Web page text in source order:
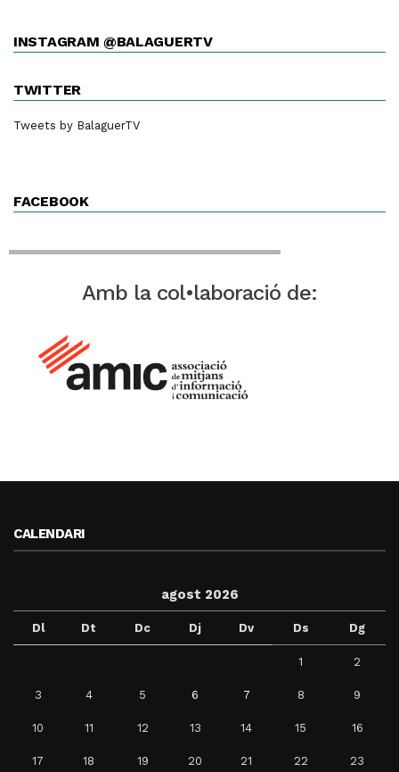
INSTAGRAM @BALAGUERTV
TWITTER
Tweets by BalaguerTV
FACEBOOK
Amb la col•laboració de:
CALENDARI
agost 2026
Dl Dt Dc Dj Dv Ds Dg
1 2
3 4 5 6 7 8 9
10 11 12 13 14 15 16
17 18 19 20 21 22 23